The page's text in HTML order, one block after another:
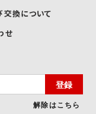
交換について
せ
登録
解除はこちら